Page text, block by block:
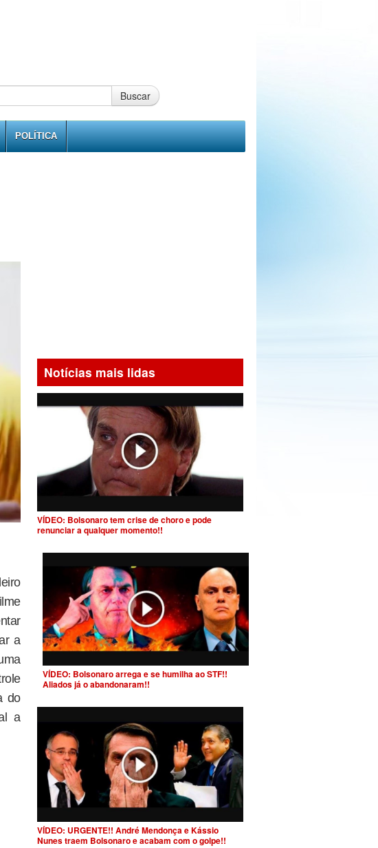
Buscar
POLÍTICA
a
do
a
Notícias mais lidas
VÍDEO: Bolsonaro tem crise de choro e pode
renunciar a qualquer momento!!
VÍDEO: Bolsonaro arrega e se humilha ao STF!!
Aliados já o abandonaram!!
VÍDEO: URGENTE!! André Mendonça e Kássio
Nunes traem Bolsonaro e acabam com o golpe!!